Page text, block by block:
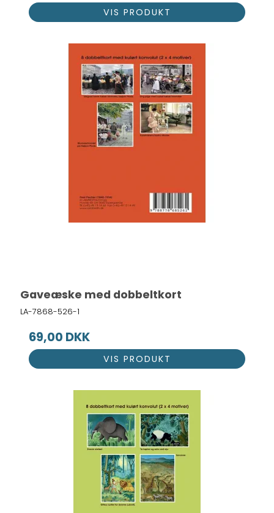
VIS PRODUKT
Gaveæske med dobbeltkort
LA-7868-526-1
69,00 DKK
VIS PRODUKT